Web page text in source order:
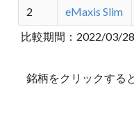
2 eMaxis Slim
比較期間： 2022/03/
銘柄をクリックする